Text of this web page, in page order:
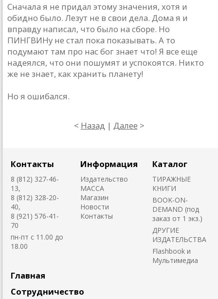
Сначала я не придал этому значения, хотя и
обидно было. Лезут не в свои дела. Дома я и
вправду написал, что было на сборе. Но
ПИНГВИНу не стал пока показывать. А то
подумают там про нас бог знает что! Я все еще
надеялся, что они пошумят и успокоятся. Никто
же не знает, как хранить планету!
Но я ошибался.
< Назад | Далее >
Контакты
8 (812) 327-46-
13,
8 (812) 328-20-
40,
8 (921) 576-41-
70
пн-пт с 11.00 до
18.00
Информация
Издательство
MACCA
Магазин
Новости
Контакты
Каталог
ТИРАЖНЫЕ
КНИГИ
BOOK-ON-
DEMAND (под
заказ от 1 экз.)
ДРУГИЕ
ИЗДАТЕЛЬСТВА
Flashbook и
Мультимедиа
Главная
Сотрудничество